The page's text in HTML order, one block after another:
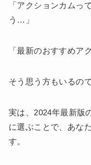
「アクションカムっ
う…」
「最新のおすすめア
そう思う方もいるの
実は、2024年最新版
に選ぶことで、あな
す。